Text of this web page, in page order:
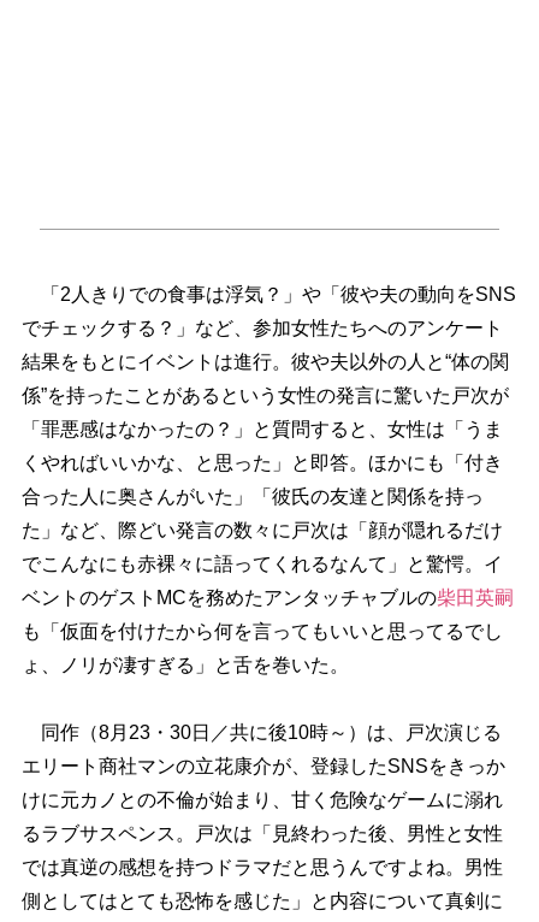
「2人きりでの食事は浮気？」や「彼や夫の動向をSNS
でチェックする？」など、参加女性たちへのアンケート
結果をもとにイベントは進行。彼や夫以外の人と“体の関
係”を持ったことがあるという女性の発言に驚いた戸次が
「罪悪感はなかったの？」と質問すると、女性は「うま
くやればいいかな、と思った」と即答。ほかにも「付き
合った人に奥さんがいた」「彼氏の友達と関係を持っ
た」など、際どい発言の数々に戸次は「顔が隠れるだけ
でこんなにも赤裸々に語ってくれるなんて」と驚愕。イ
ベントのゲストMCを務めたアンタッチャブルの柴田英嗣
も「仮面を付けたから何を言ってもいいと思ってるでし
ょ、ノリが凄すぎる」と舌を巻いた。
同作（8月23・30日／共に後10時～）は、戸次演じる
エリート商社マンの立花康介が、登録したSNSをきっか
けに元カノとの不倫が始まり、甘く危険なゲームに溺れ
るラブサスペンス。戸次は「見終わった後、男性と女性
では真逆の感想を持つドラマだと思うんですよね。男性
側としてはとても恐怖を感じた」と内容について真剣に